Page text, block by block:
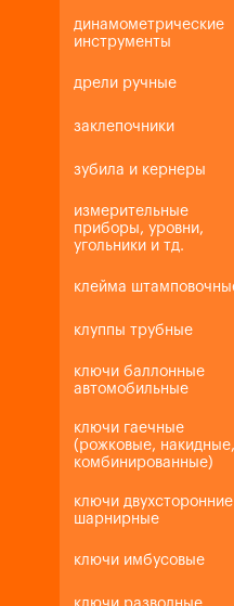
динамометрические
инструменты
дрели ручные
заклепочники
зубила и кернеры
измерительные
приборы, уровни,
угольники и тд.
клейма
клуппы трубные
ключи баллонные
автомобильные
ключи гаечные
(рожковые, накидные,
комбинированные)
ключи двухсторонние
шарнирные
ключи имбусовые